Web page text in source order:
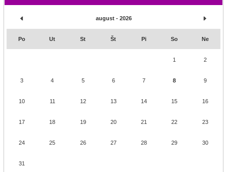
august - 2026
Po Ut St Št Pi So Ne
1 2
3 4 5 6 7 8 9
10 11 12 13 14 15 16
17 18 19 20 21 22 23
24 25 26 27 28 29 30
31